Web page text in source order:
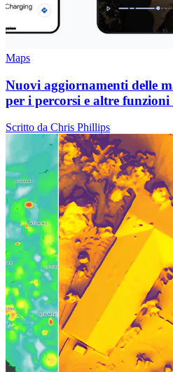
Maps
Nuovi aggiornamenti delle
per i percorsi e altre funzioni
Scritto da Chris Phillips